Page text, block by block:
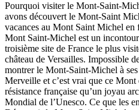
Pourquoi visiter le Mont-Saint-
avons découvert le Mont-Saint
vacances au Mont Saint Michel
Mont Saint-Michel est un
troisième site de France le plus
château de Versailles. Impossible
montrer le Mont-Saint-Michel à
Merveille et c’est vrai que ce Mont
résistance française qu’un joyau
Mondial de l’Unesco. Ce que les